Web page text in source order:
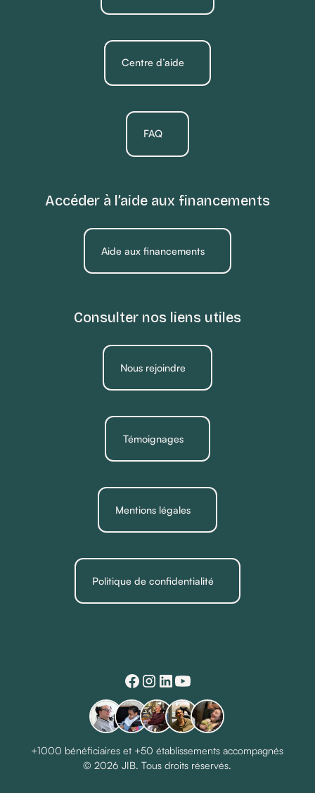
Centre d’aide
FAQ
Accéder à l’aide aux financements
Aide aux financements
Consulter nos liens utiles
Nous rejoindre
Témoignages
Mentions légales
Politique de confidentialité
© 2026 JIB. Tous droits réservés.
+1000 bénéficiaires et +50 établissements accompagnés